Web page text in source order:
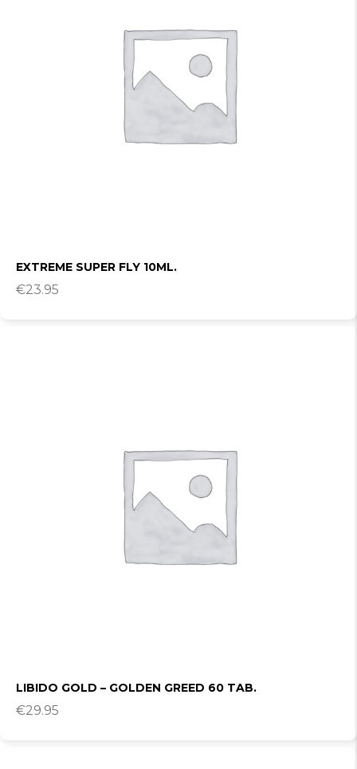
EXTREME SUPER FLY 10ML.
€23.95
LIBIDO GOLD – GOLDEN GREED 60 TAB.
€29.95